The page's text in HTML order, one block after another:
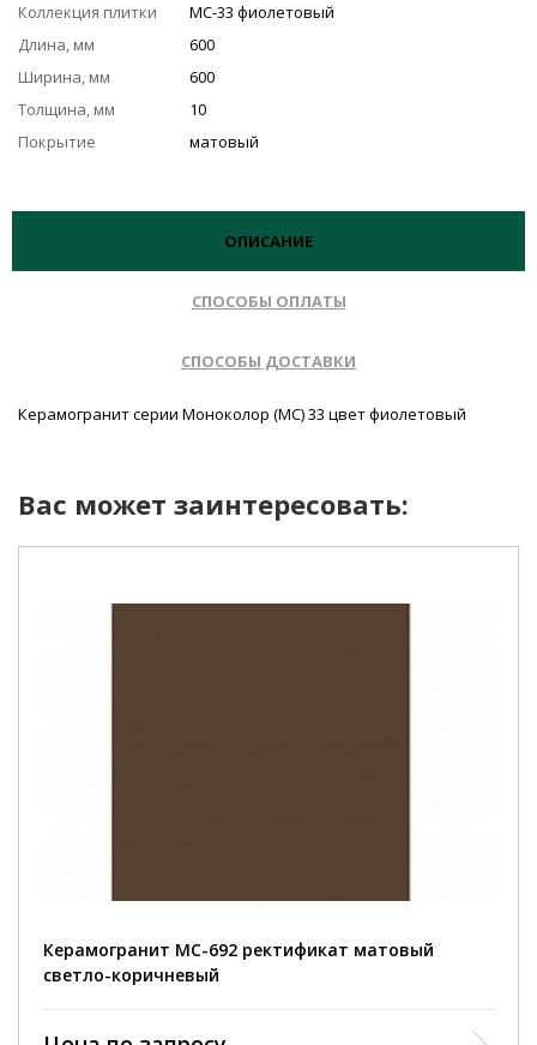
Коллекция плитки
MC-33 фиолетовый
Длина, мм
600
Ширина, мм
600
Толщина, мм
10
Покрытие
матовый
ОПИСАНИЕ
СПОСОБЫ ОПЛАТЫ
СПОСОБЫ ДОСТАВКИ
Керамогранит серии Моноколор (MC) 33 цвет фиолетовый
Вас может заинтересовать:
Керамогранит MC-692 ректификат матовый
светло-коричневый